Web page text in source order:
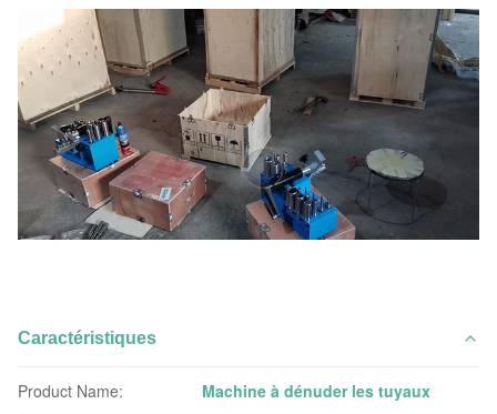
Caractéristiques
Product Name: Machine à dénuder les tuyaux